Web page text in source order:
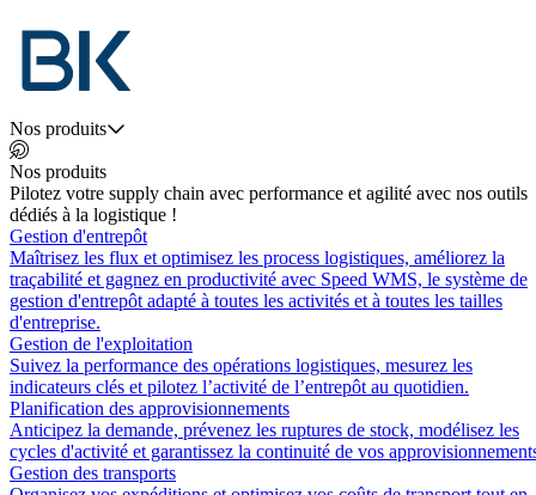
Nos produits
Nos produits
Pilotez votre supply chain avec performance et agilité avec nos outils
dédiés à la logistique !
Gestion d'entrepôt
Maîtrisez les flux et optimisez les process logistiques, améliorez la
traçabilité et gagnez en productivité avec Speed WMS, le système de
gestion d'entrepôt adapté à toutes les activités et à toutes les tailles
d'entreprise.
Gestion de l'exploitation
Suivez la performance des opérations logistiques, mesurez les
indicateurs clés et pilotez l’activité de l’entrepôt au quotidien.
Planification des approvisionnements
Anticipez la demande, prévenez les ruptures de stock, modélisez les
cycles d'activité et garantissez la continuité de vos
Gestion des transports